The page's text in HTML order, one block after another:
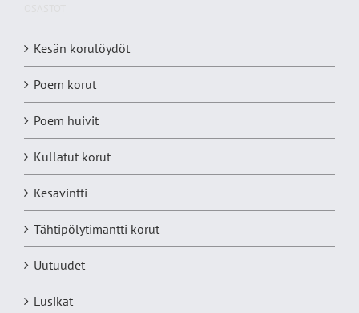
Kesän korulöydöt
Poem korut
Poem huivit
Kullatut korut
Kesävintti
Tähtipölytimantti korut
Uutuudet
Lusikat